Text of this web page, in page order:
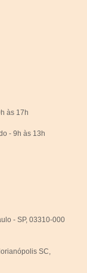
às 17h
- 9h às 13h
- SP, 03310-000
SC,